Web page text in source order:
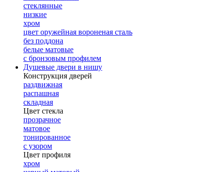
стеклянные
низкие
хром
цвет оружейная вороненая сталь
без поддона
белые матовые
с бронзовым профилем
Душевые двери в нишу
Конструкция дверей
раздвижная
распашная
складная
Цвет стекла
прозрачное
матовое
тонированное
с узором
Цвет профиля
хром